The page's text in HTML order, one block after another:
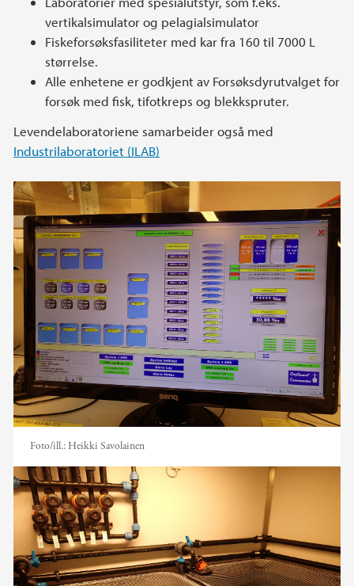
vertikalsimulator og pelagialsimulator
Fiskeforsøksfasiliteter med kar fra 160 til 7000 L
størrelse.
Alle enhetene er godkjent av Forsøksdyrutvalget for
forsøk med fisk, tifotkreps og blekkspruter.
Levendelaboratoriene samarbeider også med
Industrilaboratoriet (ILAB)
Foto/ill.: Heikki Savolainen